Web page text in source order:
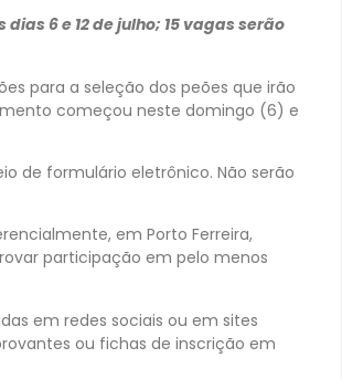
6 e 12 de julho; 15 vagas serão
para a seleção dos peões que irão
começou neste domingo (6) e
de formulário eletrônico. Não serão
em Porto Ferreira,
participação em pelo menos
em redes sociais ou em sites
ou fichas de inscrição em